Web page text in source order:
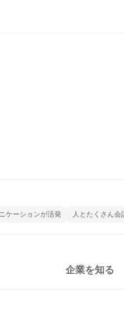
ケーションが活発 人とたくさん会
企業を知る